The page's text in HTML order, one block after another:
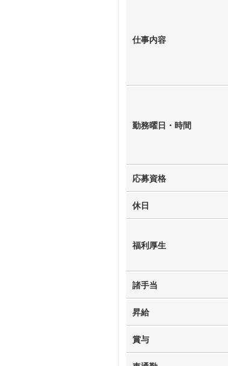
仕事内容
勤務曜日・時間
応募資格
休日
福利厚生
諸手当
昇給
賞与